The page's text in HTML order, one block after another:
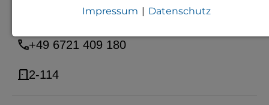
g.dusel@th-bingen.de
+49 6721 409 180
2-114
Notwendige Cookies zur Session-
Funktionalität der Seite (immer
Impressum | Datenschutz